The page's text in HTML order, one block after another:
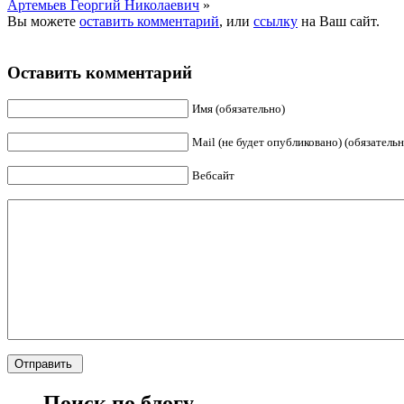
Артемьев Георгий Николаевич »
Вы можете оставить комментарий, или ссылку на Ваш сайт.
Оставить комментарий
Имя (обязательно)
Mail (не будет опубликовано)
Вебсайт